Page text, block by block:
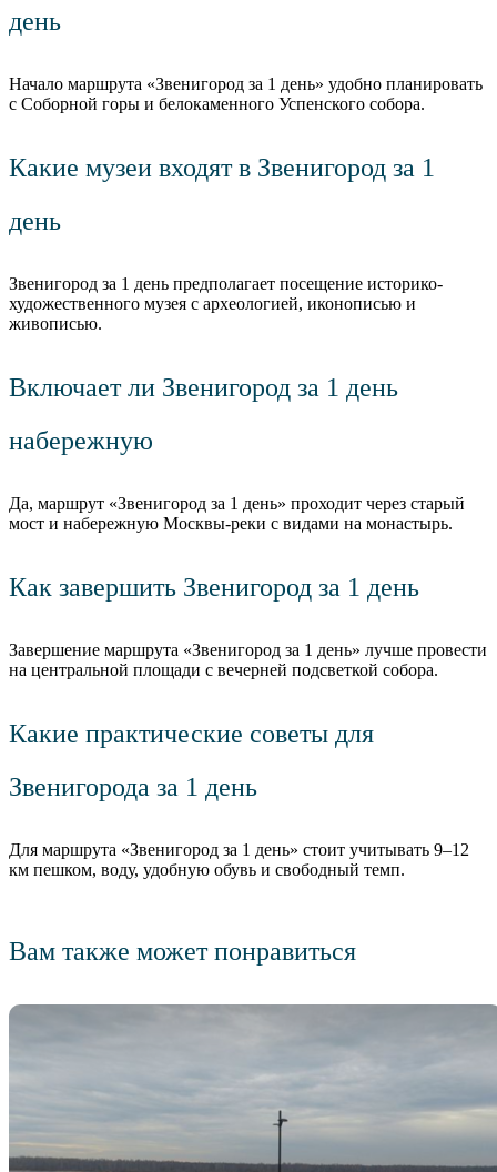
день
Начало маршрута «Звенигород за 1 день» удобно планировать
с Соборной горы и белокаменного Успенского собора.
Какие музеи входят в Звенигород за 1
день
Звенигород за 1 день предполагает посещение историко-
художественного музея с археологией, иконописью и
живописью.
Включает ли Звенигород за 1 день
набережную
Да, маршрут «Звенигород за 1 день» проходит через старый
мост и набережную Москвы-реки с видами на монастырь.
Как завершить Звенигород за 1 день
Завершение маршрута «Звенигород за 1 день» лучше провести
на центральной площади с вечерней подсветкой собора.
Какие практические советы для
Звенигорода за 1 день
Для маршрута «Звенигород за 1 день» стоит учитывать 9–12
км пешком, воду, удобную обувь и свободный темп.
Вам также может понравиться